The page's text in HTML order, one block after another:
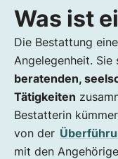
Was ist ein
Wie wird man
Gehalt und
Was macht
Bestatters/
Was ist
Die Bestattung
Angelegenheit. Sie
beratenden,
Tätigkeiten
Bestatterin
von der
mit den